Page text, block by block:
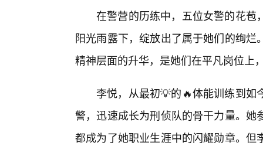
在警营的历练中，五位女警的花苞
阳光雨露下，绽放出了属于她们的绚
精神层面的升华，是她们在平凡岗位上
李悦，从最初💡的🔥体能训练到如
警，迅速成长为刑侦队的骨干力量。
都成为了她职业生涯中的闪耀勋章。